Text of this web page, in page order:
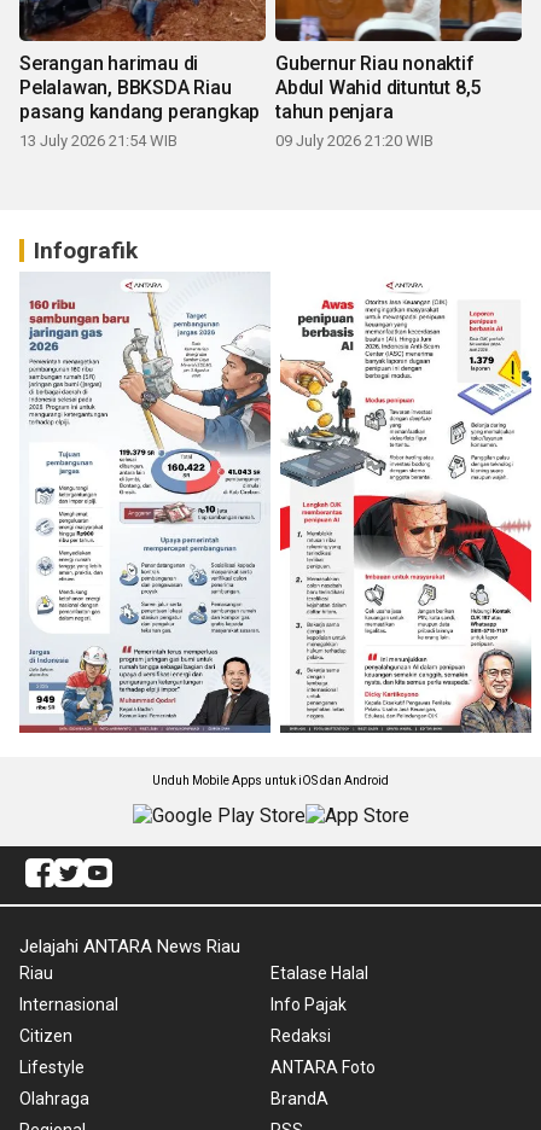
Serangan harimau di
Pelalawan, BBKSDA Riau
pasang kandang perangkap
13 July 2026 21:54 WIB
Gubernur Riau nonaktif
Abdul Wahid dituntut 8,5
tahun penjara
09 July 2026 21:20 WIB
Infografik
Unduh Mobile Apps untuk iOS dan Android
Jelajahi ANTARA News Riau
Riau
Internasional
Citizen
Lifestyle
Olahraga
Etalase Halal
Info Pajak
Redaksi
ANTARA Foto
BrandA